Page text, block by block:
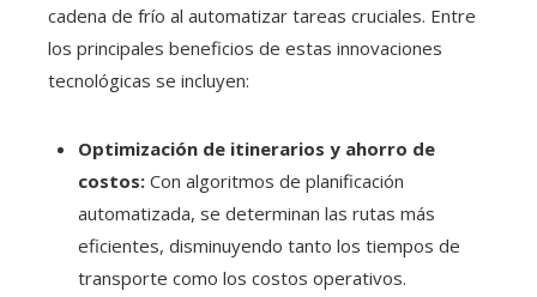
cadena de frío al automatizar tareas cruciales. Entre
los principales beneficios de estas innovaciones
tecnológicas se incluyen:
Optimización de itinerarios y ahorro de
costos: Con algoritmos de planificación
automatizada, se determinan las rutas más
eficientes, disminuyendo tanto los tiempos de
transporte como los costos operativos.